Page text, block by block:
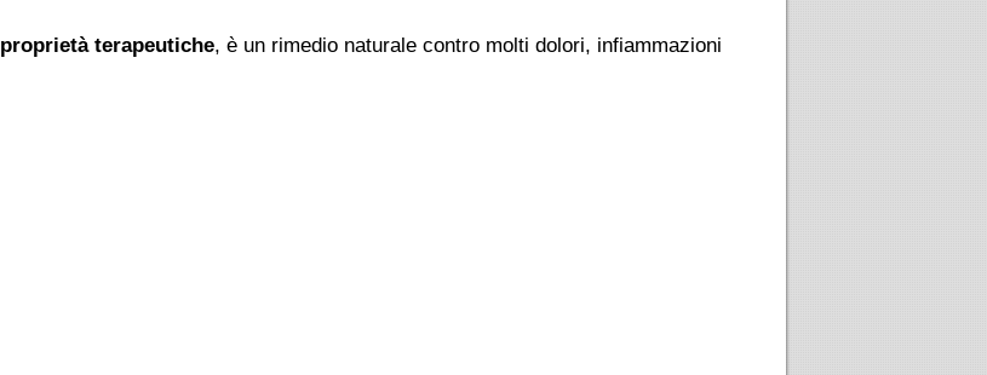
proprietà terapeutiche, è un rimedio naturale contro molti dolori, infiammazioni